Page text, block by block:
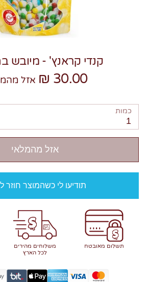
קנדי קראנץ' - מיובש
30.00 ₪ אזל
כמות
1
אזל מהמלאי
תודיעו לי כשהמוצר חוזר
תשלום מאובטח
משלוחים מהירים
לכל הארץ